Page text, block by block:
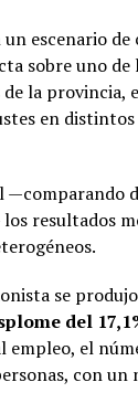
escenario
sobre uno
la provincia,
en
—comparando
resultados
se
del
empleo, el
con